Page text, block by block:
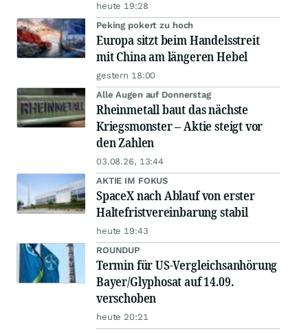
heute 19:28
Peking pokert zu hoch
Europa sitzt beim Handelsstreit
mit China am längeren Hebel
gestern 18:00
Alle Augen auf Donnerstag
Rheinmetall baut das nächste
Kriegsmonster – Aktie steigt vor
den Zahlen
03.08.26, 13:44
AKTIE IM FOKUS
SpaceX nach Ablauf von erster
Haltefristvereinbarung stabil
heute 19:43
ROUNDUP
Termin für US-Vergleichsanhörung
Bayer/Glyphosat auf 14.09.
verschoben
heute 20:21